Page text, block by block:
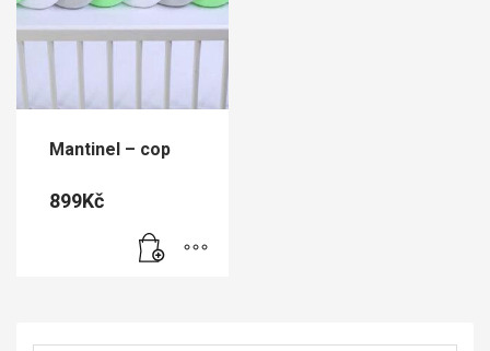
Mantinel – cop
899Kč